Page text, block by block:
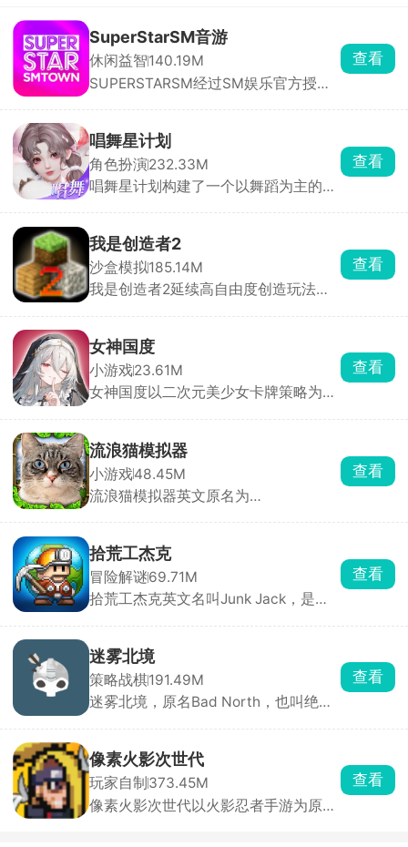
SuperStarSM音游
休闲益智140.19M
SUPERSTARSM经过SM娱乐官方授
到判定线的瞬间点击屏幕完成击打，精
准敲击即可积累分数、推进曲目演奏。
除此之外，游戏还搭载了完整的闯关养
成体系与实时PK竞技两大核心系统。满
查看
唱舞星计划
角色扮演232.33M
唱舞星计划构建了一个以舞蹈为主的幻
衣服，用跳舞的方式与其他玩家同台竞
技，提升自己的艺术品鉴能力和身体灵
活性。游戏中有大量的音乐曲库，环境
也可以自由探索，努力成为你心目中的
查看
我是创造者2
沙盒模拟185.14M
我是创造者2延续高自由度创造玩法并
造者，踏入一片由立体像素方块搭建而
成的广袤开放世界，把脑海中的构想变
为可触摸、可漫游、可欣赏的专属像素
世界，让创造的乐趣与成就感被无限放
查看
女神国度
小游戏23.61M
女神国度以二次元美少女卡牌策略为主
女，她们外貌各异、技能定位不同，可
自由搭配阵容释放全力。游戏主打放置
闯关自动战斗，支持跳过战斗与离线挂
机，解放双手轻松养成。
查看
流浪猫模拟器
小游戏48.45M
流浪猫模拟器英文原名为
只渺小的流浪猫咪，置身于繁华却又危
机四伏的城市之中，体验颠沛流离、步
步惊心的流浪生活。
查看
拾荒工杰克
冒险解谜69.71M
拾荒工杰克英文名叫Junk Jack，是一
星之间穿梭旅行，收集材料、捕鱼、养
牲畜、栽花、打怪、建住所，一切全靠
双手创造。玩法涵盖手工制作、烹调食
品、酿造药水，数百种珍品等你收集，
查看
迷雾北境
策略战棋191.49M
迷雾北境，原名Bad North，也叫绝境
将你带入神秘的北欧世界，在这里，你
化身勇敢王子或维京首领，肩负保卫家
园、抵御入侵的重任。它构建了由50余
座随机生成岛屿组成的广阔世界，每座
查看
像素火影次世代
玩家自制 373.45M
像素火影次世代以火影忍者手游为原
查看